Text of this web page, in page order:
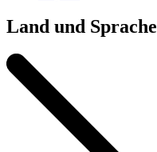
Land und Sprache